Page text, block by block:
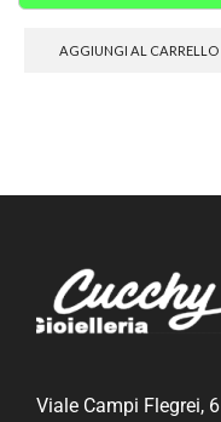
AGGIUNGI AL CARRELLO
Viale Campi Flegrei, 6